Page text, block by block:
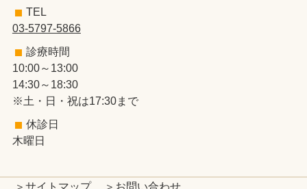
TEL
03-5797-5866
診療時間
10:00～13:00
14:30～18:30
※土・日・祝は17:30まで
休診日
木曜日
＞サイトマップ ＞お問い合わせ